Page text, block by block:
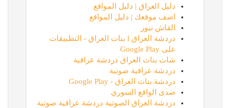
دليل العراق | دليل المواقع
اضف موقعك | دليل المواقع
القاش نيوز
دردشة العراق l بنات العراق - التطبيقات
على Google Play
شات بنات العراق دردشة عراقية
دردشة عراقية صوتية
دردشة بنات العراق - Google Play
صدى الواقع السوري
دردشة العراق الصوتية دردشة عراقية صوتية